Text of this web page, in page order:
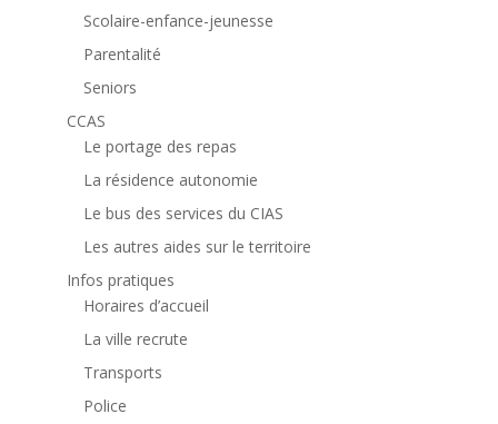
Scolaire-enfance-jeunesse
Parentalité
Seniors
CCAS
Le portage des repas
La résidence autonomie
Le bus des services du CIAS
Les autres aides sur le territoire
Infos pratiques
Horaires d’accueil
La ville recrute
Transports
Police